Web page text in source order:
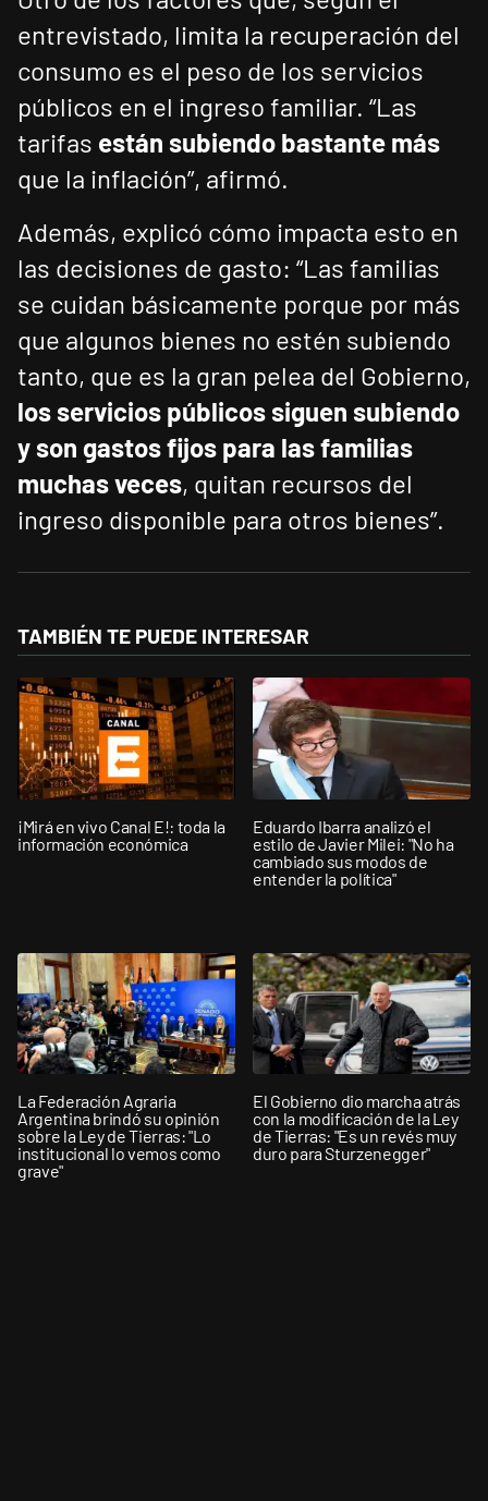
entrevistado, limita la recuperación del
consumo es el peso de los servicios
públicos en el ingreso familiar. “Las
tarifas están subiendo bastante más
que la inflación”, afirmó.
Además, explicó cómo impacta esto en
las decisiones de gasto: “Las familias
se cuidan básicamente porque por más
que algunos bienes no estén subiendo
tanto, que es la gran pelea del Gobierno,
los servicios públicos siguen subiendo
y son gastos fijos para las familias
muchas veces, quitan recursos del
ingreso disponible para otros bienes”.
TAMBIÉN TE PUEDE INTERESAR
¡Mirá en vivo Canal E!: toda la
información económica
Eduardo Ibarra analizó el
estilo de Javier Milei: "No ha
cambiado sus modos de
entender la política"
La Federación Agraria
Argentina brindó su opinión
sobre la Ley de Tierras: "Lo
institucional lo vemos como
grave"
El Gobierno dio marcha atrás
con la modificación de la Ley
de Tierras: "Es un revés muy
duro para Sturzenegger"